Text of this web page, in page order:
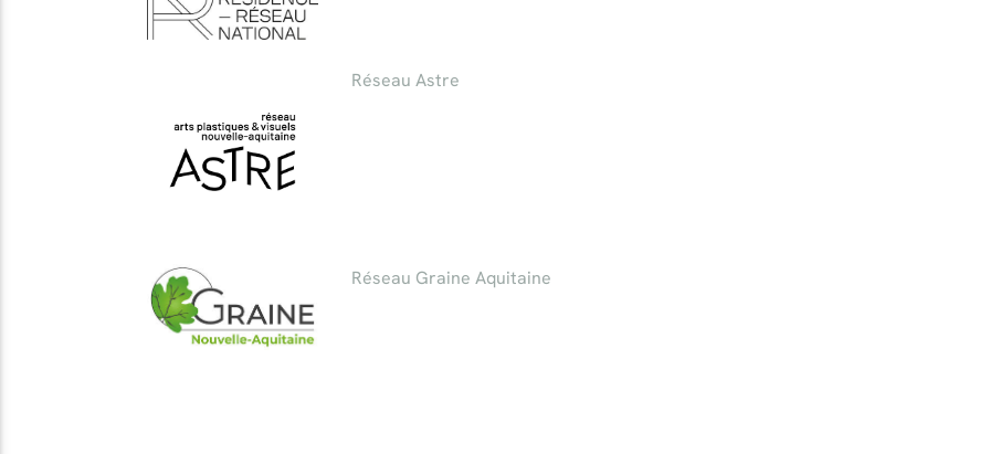
Réseau Astre
Réseau Graine Aquitaine